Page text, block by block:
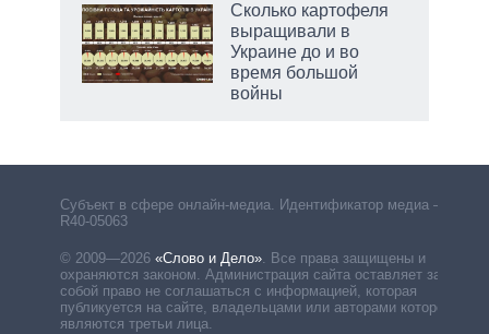
Сколько картофеля
выращивали в
Украине до и во
время большой
войны
Субъект в сфере онлайн-медиа. Идентификатор медиа –
R40-05063
© 2009—2026 «Слово и Дело». Все права защищены и
охраняются законом. Администрация сайта оставляет за
собой право не соглашаться с информацией, которая
публикуется на сайте, владельцами или авторами которой
являются третьи лица.